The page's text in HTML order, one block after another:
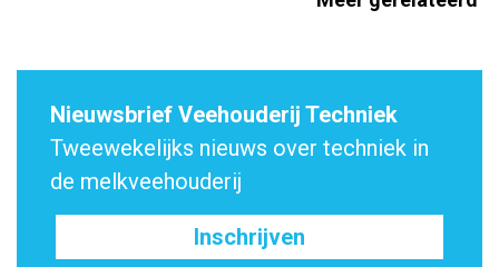
Nieuwsbrief Veehouderij Techniek
Tweewekelijks nieuws over techniek in
de melkveehouderij
Inschrijven